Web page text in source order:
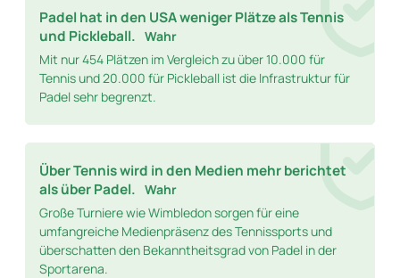
Padel hat in den USA weniger Plätze als Tennis
und Pickleball. Wahr
Mit nur 454 Plätzen im Vergleich zu über 10.000 für
Tennis und 20.000 für Pickleball ist die Infrastruktur für
Padel sehr begrenzt.
Über Tennis wird in den Medien mehr berichtet
als über Padel. Wahr
Große Turniere wie Wimbledon sorgen für eine
umfangreiche Medienpräsenz des Tennissports und
überschatten den Bekanntheitsgrad von Padel in der
Sportarena.